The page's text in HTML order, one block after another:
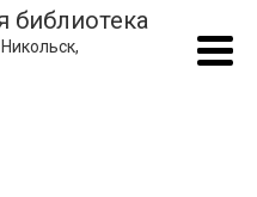
библиотека